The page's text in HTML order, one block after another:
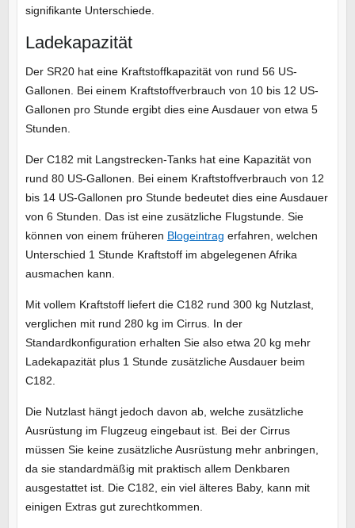
signifikante Unterschiede.
Ladekapazität
Der SR20 hat eine Kraftstoffkapazität von rund 56 US-
Gallonen. Bei einem Kraftstoffverbrauch von 10 bis 12 US-
Gallonen pro Stunde ergibt dies eine Ausdauer von etwa 5
Stunden.
Der C182 mit Langstrecken-Tanks hat eine Kapazität von
rund 80 US-Gallonen. Bei einem Kraftstoffverbrauch von 12
bis 14 US-Gallonen pro Stunde bedeutet dies eine Ausdauer
von 6 Stunden. Das ist eine zusätzliche Flugstunde. Sie
können von einem früheren Blogeintrag erfahren, welchen
Unterschied 1 Stunde Kraftstoff im abgelegenen Afrika
ausmachen kann.
Mit vollem Kraftstoff liefert die C182 rund 300 kg Nutzlast,
verglichen mit rund 280 kg im Cirrus. In der
Standardkonfiguration erhalten Sie also etwa 20 kg mehr
Ladekapazität plus 1 Stunde zusätzliche Ausdauer beim
C182.
Die Nutzlast hängt jedoch davon ab, welche zusätzliche
Ausrüstung im Flugzeug eingebaut ist. Bei der Cirrus
müssen Sie keine zusätzliche Ausrüstung mehr anbringen,
da sie standardmäßig mit praktisch allem Denkbaren
ausgestattet ist. Die C182, ein viel älteres Baby, kann mit
einigen Extras gut zurechtkommen.